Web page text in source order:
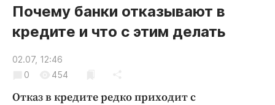
Обнинск
Новости компаний
Статьи
Народные новости
Авто и транспорт
Благоустройство
Почему банки отказывают в
кредите и что с этим делать
02.07, 12:46
0
454
Отказ в кредите редко приходит с